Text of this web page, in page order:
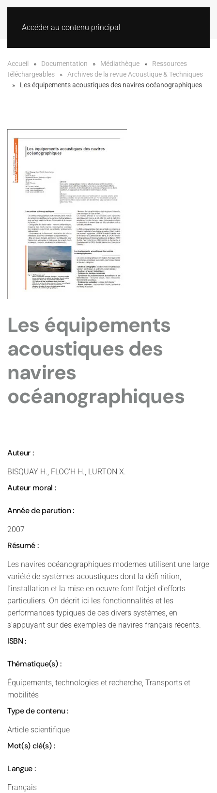
Accéder au contenu principal
Accueil Documentation Médiathèque
Ressources
téléchargeables
Archives de la revue Acoustique & Techniques
Les équipements acoustiques des navires océanographiques
Les équipements
acoustiques des
navires
océanographiques
Auteur :
BISQUAY H., FLOC'H H., LURTON X.
Auteur moral :
Année de parution :
2007
Résumé :
Les navires océanographiques modernes utilisent une large
variété de systèmes acoustiques dont la défi nition,
l’installation et la mise en oeuvre font l’objet d’efforts
particuliers. On décrit ici les fonctionnalités et les
performances typiques de ces divers systèmes, en
s’appuyant sur des exemples de navires français récents.
ISBN :
Thématique(s) :
Équipements, technologies et recherche, Transports et
mobilités
Type de contenu :
Article scientifique
Mot(s) clé(s) :
Langue :
Français